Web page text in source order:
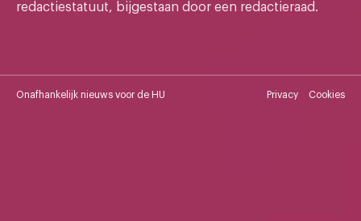
redactiestatuut, bijgestaan door een redactieraad.
Onafhankelijk nieuws voor de HU Privacy Cookies